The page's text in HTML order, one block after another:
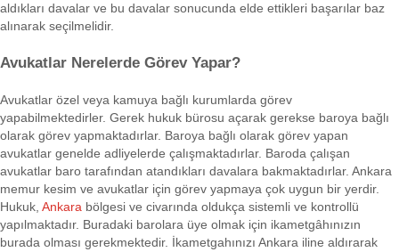
aldıkları davalar ve bu davalar sonucunda elde ettikleri başarılar baz
alınarak seçilmelidir.
Avukatlar Nerelerde Görev Yapar?
Avukatlar özel veya kamuya bağlı kurumlarda görev
yapabilmektedirler. Gerek hukuk bürosu açarak gerekse baroya bağlı
olarak görev yapmaktadırlar. Baroya bağlı olarak görev yapan
avukatlar genelde adliyelerde çalışmaktadırlar. Baroda çalışan
avukatlar baro tarafından atandıkları davalara bakmaktadırlar. Ankara
memur kesim ve avukatlar için görev yapmaya çok uygun bir yerdir.
Hukuk, Ankara bölgesi ve civarında oldukça sistemli ve kontrollü
yapılmaktadır. Buradaki barolara üye olmak için ikametgâhınızın
burada olması gerekmektedir. İkametgahınızı Ankara iline aldırarak